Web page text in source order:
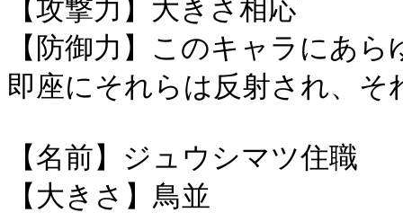
【攻撃力】大きさ相応
【防御力】このキャラにあ
即座にそれらは反射され、そ
【名前】ジュウシマツ住職
【大きさ】鳥並